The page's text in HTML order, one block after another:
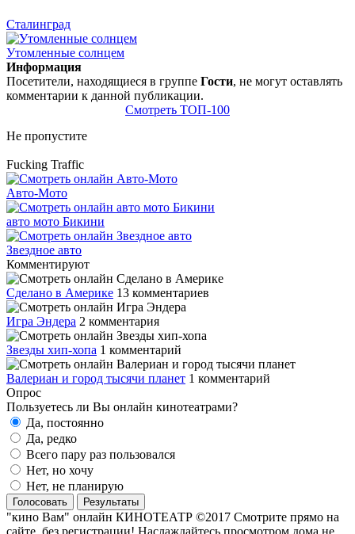
Сталинград
Утомленные солнцем
Информация
Посетители, находящиеся в группе Гости, не могут оставлять
комментарии к данной публикации.
Смотреть ТОП-100
Не пропустите
Fucking Traffic
Авто-Мото
авто мото Бикини
Звездное авто
Комментируют
Сделано в Америке 13 комментариев
Игра Эндера 2 комментария
Звезды хип-хопа 1 комментарий
Валериан и город тысячи планет 1 комментарий
Опрос
Пользуетесь ли Вы онлайн кинотеатрами?
Да, постоянно
Да, редко
Всего пару раз пользовался
Нет, но хочу
Нет, не планирую
Голосовать Результаты
"кино Вам" онлайн КИНОТЕАТР ©2017 Смотрите прямо на
сайте, без регистрации! Наслаждайтесь просмотром дома не